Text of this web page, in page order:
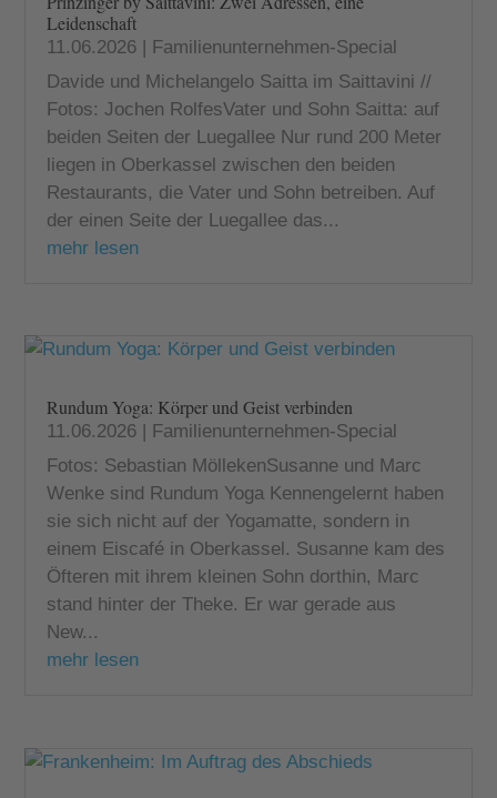
Leidenschaft
11.06.2026 | Familienunternehmen-Special
Davide und Michelangelo Saitta im Saittavini //
Fotos: Jochen RolfesVater und Sohn Saitta: auf
beiden Seiten der Luegallee Nur rund 200 Meter
liegen in Oberkassel zwischen den beiden
Restaurants, die Vater und Sohn betreiben. Auf
der einen Seite der Luegallee das...
mehr lesen
Rundum Yoga: Körper und Geist verbinden
11.06.2026
Familienunternehmen-Special
Fotos: Sebastian MöllekenSusanne und Marc
Wenke sind Rundum Yoga Kennengelernt haben
sie sich nicht auf der Yogamatte, sondern in
einem Eiscafé in Oberkassel. Susanne kam des
Öfteren mit ihrem kleinen Sohn dorthin, Marc
stand hinter der Theke. Er war gerade aus
New...
mehr lesen